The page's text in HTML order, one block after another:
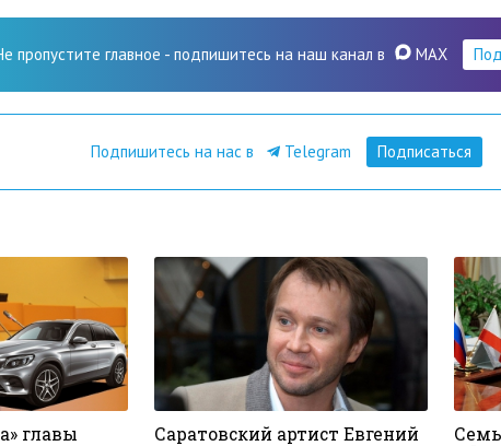
пропустите главное - подпишитесь на наш канал в MAX
Подпишитесь на нас в Telegram Подписаться
главы
Саратовский артист Евгений